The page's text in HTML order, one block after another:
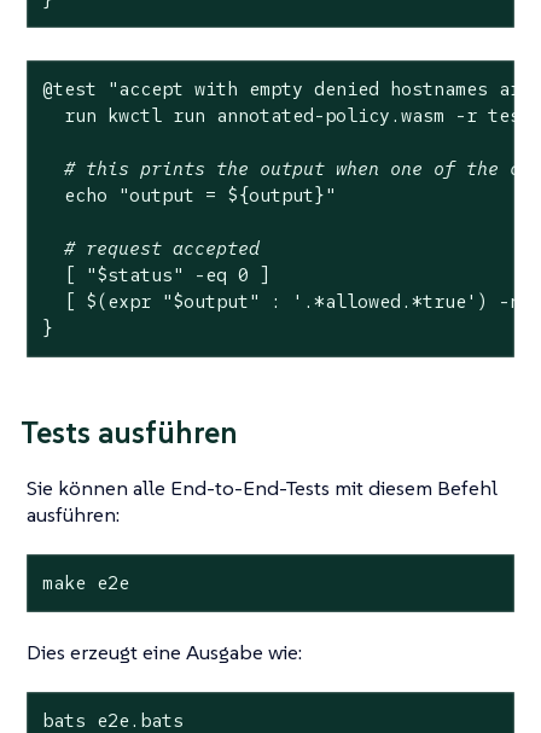
@test
"accept with empty denied hostnames
run kwctl run annotated-policy.wasm -r
# this prints the output when one of the
echo
"output = ${output}"
# request accepted
  [
"$status" -eq 0 ]
  [ $(expr
"$output" : '.*allowed.*true' ) -ne
}
Tests ausführen
Sie können alle End-to-End-Tests mit diesem Befehl
ausführen:
make e2e
Dies erzeugt eine Ausgabe wie:
bats e2e.bats